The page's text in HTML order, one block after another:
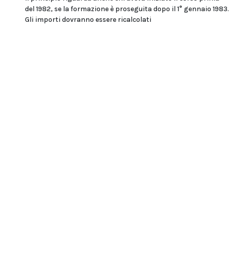
del 1982, se la formazione è proseguita dopo il 1° gennaio 1983.
Gli importi dovranno essere ricalcolati